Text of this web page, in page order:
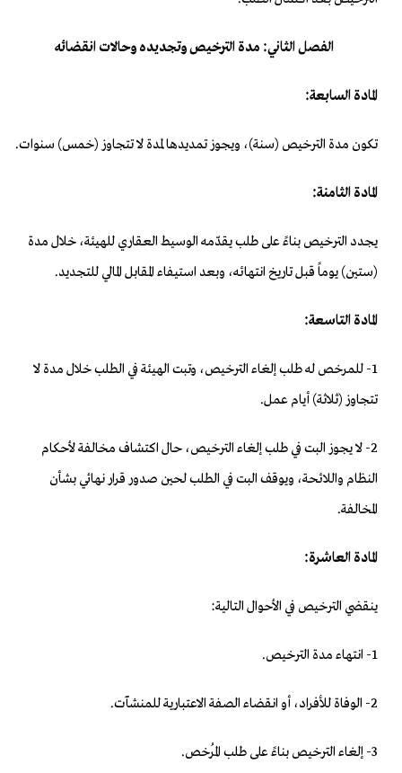
الفصل الثاني: مدة الترخيص وتجديده وحالات انقضائه
المادة السابعة:
تكون مدة الترخيص (سنة)، ويجوز تمديدها لمدة لا تتجاوز (خمس) سنوات.
المادة الثامنة:
يجدد الترخيص بناءً على طلب يقدّمه الوسيط العقاري للهيئة، خلال مدة
(ستين) يوماً قبل تاريخ انتهائه، وبعد استيفاء المقابل المالي للتجديد.
المادة التاسعة:
1- للمرخص له طلب إلغاء الترخيص، وتبت الهيئة في الطلب خلال مدة لا
تتجاوز (ثلاثة) أيام عمل.
2- لا يجوز البت في طلب إلغاء الترخيص، حال اكتشاف مخالفة لأحكام
النظام واللائحة، ويوقف البت في الطلب لحين صدور قرار نهائي بشأن
المخالفة.
المادة العاشرة:
ينقضي الترخيص في الأحوال التالية:
1- انتهاء مدة الترخيص.
2- الوفاة للأفراد، أو انقضاء الصفة الاعتبارية للمنشآت.
3- إلغاء الترخيص بناءً على طلب المُرخص.